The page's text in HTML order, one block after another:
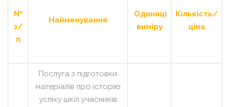
№
з/
п
Найменування
Одиниці
виміру
Кількість/
ціна
Послуга з підготовки
матеріалів про історію
успіху шкіл учасників